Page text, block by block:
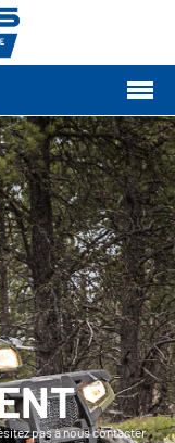
pas à nous contacter